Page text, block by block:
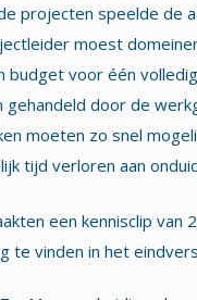
projecten speelde de
moest
budget voor één
door de
moeten zo snel
tijd verloren aan
een kennisclip
te vinden in het